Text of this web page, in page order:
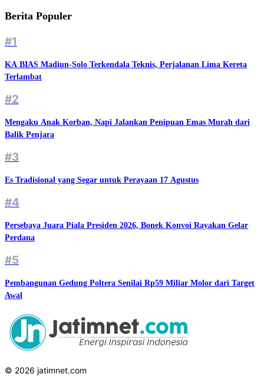
Berita Populer
#1
KA BIAS Madiun-Solo Terkendala Teknis, Perjalanan Lima Kereta
Terlambat
#2
Mengaku Anak Korban, Napi Jalankan Penipuan Emas Murah dari
Balik Penjara
#3
Es Tradisional yang Segar untuk Perayaan 17 Agustus
#4
Persebaya Juara Piala Presiden 2026, Bonek Konvoi Rayakan Gelar
Perdana
#5
Pembangunan Gedung Poltera Senilai Rp59 Miliar Molor dari Target
Awal
© 2026 jatimnet.com